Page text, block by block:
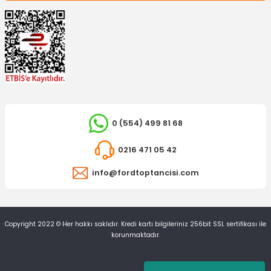
TÜKENDİ
Ön Amortisör Şapkası Transit 12 15
2.405,26 TL
0 (554) 499 81 68
0216 471 05 42
info@fordtoptancisi.com
Copyright 2022 © Her hakkı saklıdır. Kredi kartı bilgileriniz 256bit SSL sertifikası ile
korunmaktadır.